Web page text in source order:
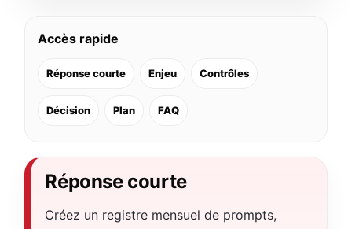
Accès rapide
Réponse courte Enjeu Contrôles
Décision Plan FAQ
Réponse courte
Créez un registre mensuel de prompts,